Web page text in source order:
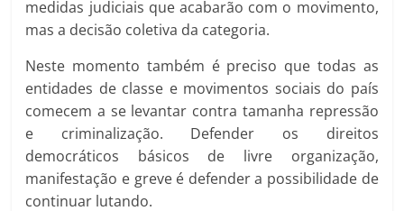
medidas judiciais que acabarão com o movimento,
mas a decisão coletiva da categoria.
Neste momento também é preciso que todas as
entidades de classe e movimentos sociais do país
comecem a se levantar contra tamanha repressão
e criminalização. Defender os direitos
democráticos básicos de livre organização,
manifestação e greve é defender a possibilidade de
continuar lutando.